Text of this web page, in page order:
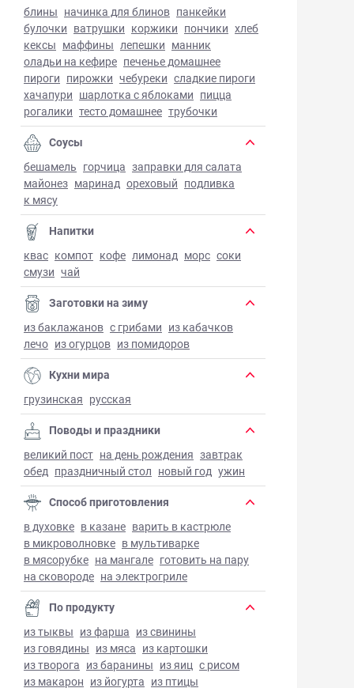
блины начинка для блинов панкейки
булочки ватрушки коржики пончики хлеб
кексы маффины лепешки манник
оладьи на кефире печенье домашнее
пироги пирожки чебуреки сладкие пироги
хачапури шарлотка с яблоками пицца
рогалики тесто домашнее трубочки
Соусы
бешамель горчица заправки для салата
майонез маринад ореховый подливка
к мясу
Напитки
квас компот кофе лимонад морс соки
смузи чай
Заготовки на зиму
из баклажанов с грибами из кабачков
лечо из огурцов из помидоров
Кухни мира
грузинская русская
Поводы и праздники
великий пост на день рождения завтрак
обед праздничный стол новый год ужин
Способ приготовления
в духовке в казане варить в кастрюле
в микроволновке в мультиварке
в мясорубке на мангале готовить на пару
на сковороде на электрогриле
По продукту
из тыквы из фарша из свинины
из говядины из мяса из картошки
из творога из баранины из яиц с рисом
из макарон из йогурта из птицы